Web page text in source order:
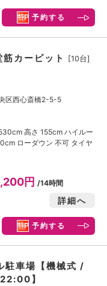
予約する
カーピット [10台]
区西心斎橋2-5-5
高さ 155cm ハイルー
ローダウン 不可 タイヤ
円 /14時間
詳細へ
予約する
車場【機械式 /
】